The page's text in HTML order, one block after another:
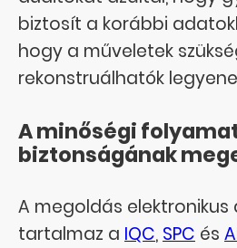
biztosít a korábbi
hogy a műveletek
rekonstruálhatók
A minőségi
biztonságának
A megoldás
tartalmaz a IQC, SPC és